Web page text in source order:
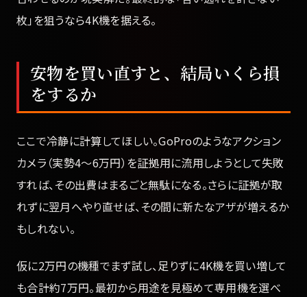
枚」を狙うなら4K機を据える。
安物を買い直すと、結局いくら損
をするか
ここで冷静に計算してほしい。GoProのようなアクション
カメラ（実勢4〜6万円）を証拠用に流用しようとして失敗
すれば、その出費はまるごと無駄になる。さらに証拠が取
れずに翌月へやり直せば、その間に新たなアザが増えるか
もしれない。
仮に2万円の機種でまず試し、足りずに4K機を買い増して
も合計約7万円。最初から用途を見極めて専用機を選べ